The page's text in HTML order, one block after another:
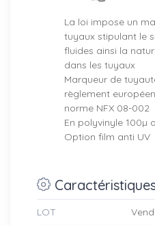
La loi impose un
tuyaux stipulant le
fluides ainsi la
dans les tuyaux
Marqueur de
règlement
norme NFX 08-002
En polyvinyle 100µ
Option film anti UV
LOT